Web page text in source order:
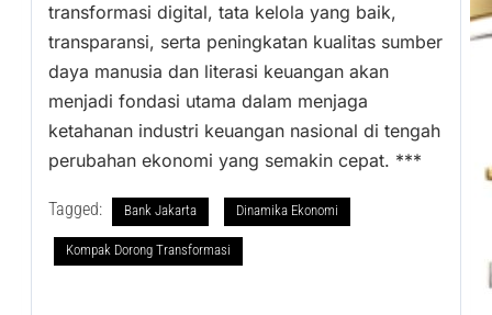
transformasi digital, tata kelola yang baik,
transparansi, serta peningkatan kualitas sumber
daya manusia dan literasi keuangan akan
menjadi fondasi utama dalam menjaga
ketahanan industri keuangan nasional di tengah
perubahan ekonomi yang semakin cepat. ***
Tagged: Bank Jakarta Dinamika Ekonomi
Kompak Dorong Transformasi